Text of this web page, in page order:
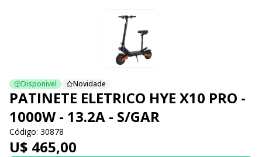
Disponivel Novidade
PATINETE ELETRICO HYE X10 PRO -
1000W - 13.2A - S/GAR
Código: 30878
U$ 465,00